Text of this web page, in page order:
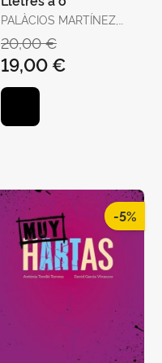
PALÀCIOS MARTÍNEZ,
20,00 €
19,00 €
-5%